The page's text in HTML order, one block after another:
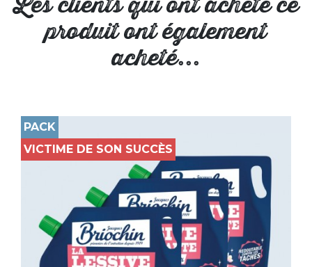
Les clients qui ont acheté ce
produit ont également
acheté...
PACK
VICTIME DE SON SUCCÈS